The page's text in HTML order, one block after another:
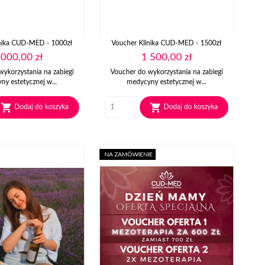
CUD-MED - 1000zł
zł
na zabiegi
estetycznej w...
 Dodaj do koszyka
Voucher Klinika CUD-MED - 1500zł
Cena
1 500,00 zł
Voucher do wykorzystania na zabiegi
medycyny estetycznej w...
 Dodaj do koszyka
NA ZAMÓWIENIE